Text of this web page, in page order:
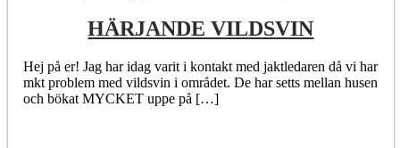
HÄRJANDE VILDSVIN
Hej på er! Jag har idag varit i kontakt med jaktledaren då vi har
mkt problem med vildsvin i området. De har setts mellan husen
och bökat MYCKET uppe på […]